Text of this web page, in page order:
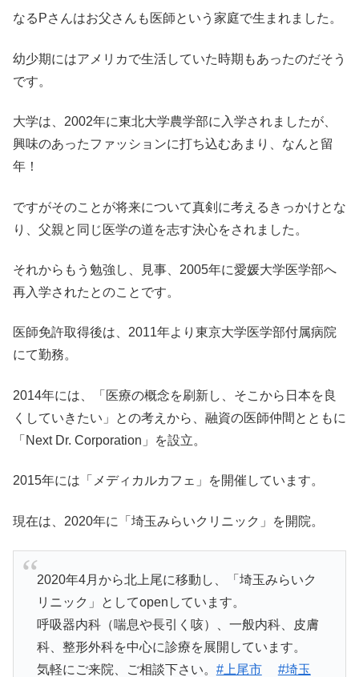
なるPさんはお父さんも医師という家庭で生まれました。
幼少期にはアメリカで生活していた時期もあったのだそう
です。
大学は、2002年に東北大学農学部に入学されましたが、
興味のあったファッションに打ち込むあまり、なんと留
年！
ですがそのことが将来について真剣に考えるきっかけとな
り、父親と同じ医学の道を志す決心をされました。
それからもう勉強し、見事、2005年に愛媛大学医学部へ
再入学されたとのことです。
医師免許取得後は、2011年より東京大学医学部付属病院
にて勤務。
2014年には、「医療の概念を刷新し、そこから日本を良
くしていきたい」との考えから、融資の医師仲間とともに
「Next Dr. Corporation」を設立。
2015年には「メディカルカフェ」を開催しています。
現在は、2020年に「埼玉みらいクリニック」を開院。
2020年4月から北上尾に移動し、「埼玉みらいク
リニック」としてopenしています。
呼吸器内科（喘息や長引く咳）、一般内科、皮膚
科、整形外科を中心に診療を展開しています。
気軽にご来院、ご相談下さい。 #上尾市 #埼玉